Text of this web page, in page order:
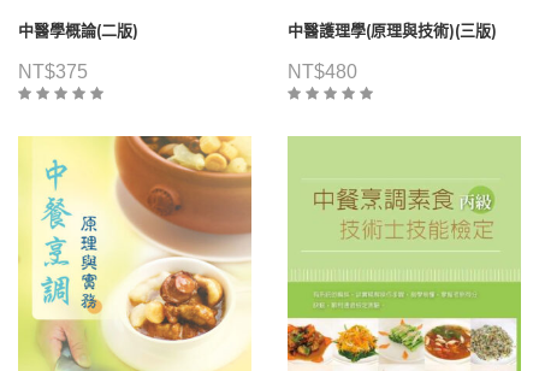
中醫學概論(二版)
NT$375
中醫護理學(原理與技術)(三版)
NT$480